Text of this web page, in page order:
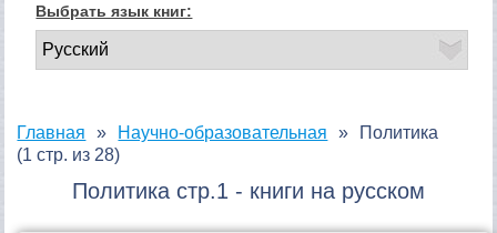
Выбрать язык книг:
Главная Научно-образовательная
Политика
(1 стр. из 28)
Политика стр.1 - книги на русском